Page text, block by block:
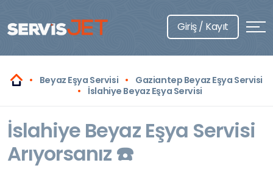
Giriş / Kayıt
Beyaz Eşya Servisi
Gaziantep Beyaz Eşya Servisi
İslahiye Beyaz Eşya Servisi
İslahiye Beyaz Eşya Servisi
Arıyorsanız ☎️